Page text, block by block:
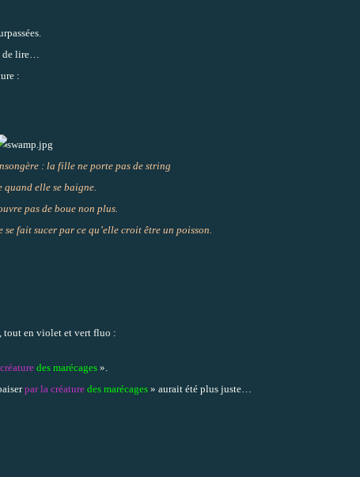
de lire…
:
: la fille ne porte pas de string
quand elle se baigne.
pas de boue non plus.
fait sucer par ce qu’elle croit être un poisson.
tout en violet et vert fluo :
des marécages ».
par la créature des marécages» aurait été plus juste…